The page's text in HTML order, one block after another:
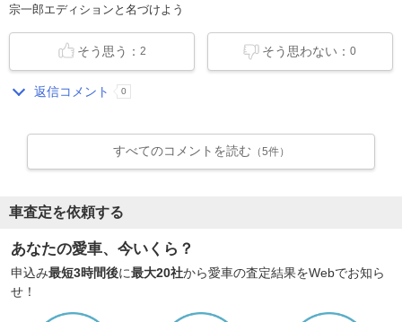
宗一郎エディションと名づけよう
そう思わない：0
そう思う： 2
返信コメント 0
すべてのコメントを読む （5件）
車査定を依頼する
あなたの愛車、今いくら？
申込み最短3時間後に最大20社から愛車の査定結果をWebでお知ら
せ！